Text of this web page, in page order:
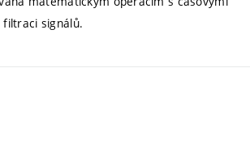
filtraci signálů.